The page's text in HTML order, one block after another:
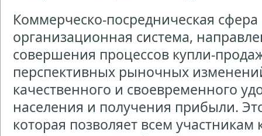
Коммерческо-посредническая
организационная система,
совершения процессов купли-
перспективных рыночных
качественного и своевременного
населения и получения прибыли.
которая позволяет всем